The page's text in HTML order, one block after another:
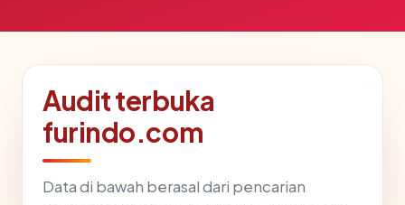
Audit terbuka
furindo.com
Data di bawah berasal dari pencarian